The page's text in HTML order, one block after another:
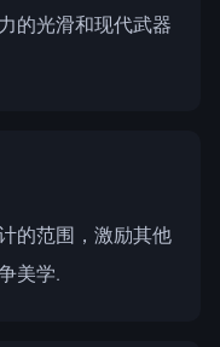
的光滑和现代武器
的范围，激励其他
美学.